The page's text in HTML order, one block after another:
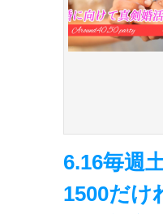
6.16毎週
1500だけ